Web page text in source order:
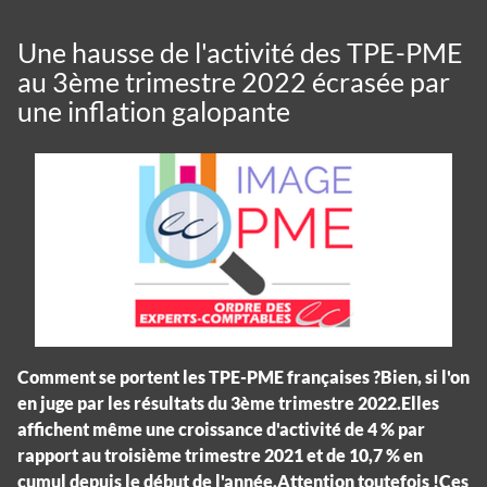
Une hausse de l'activité des TPE-PME
au 3ème trimestre 2022 écrasée par
une inflation galopante
Comment se portent les TPE-PME françaises ?Bien, si l'on
en juge par les résultats du 3ème trimestre 2022.Elles
affichent même une croissance d'activité de 4 % par
rapport au troisième trimestre 2021 et de 10,7 % en
cumul depuis le début de l'année.Attention toutefois !Ces